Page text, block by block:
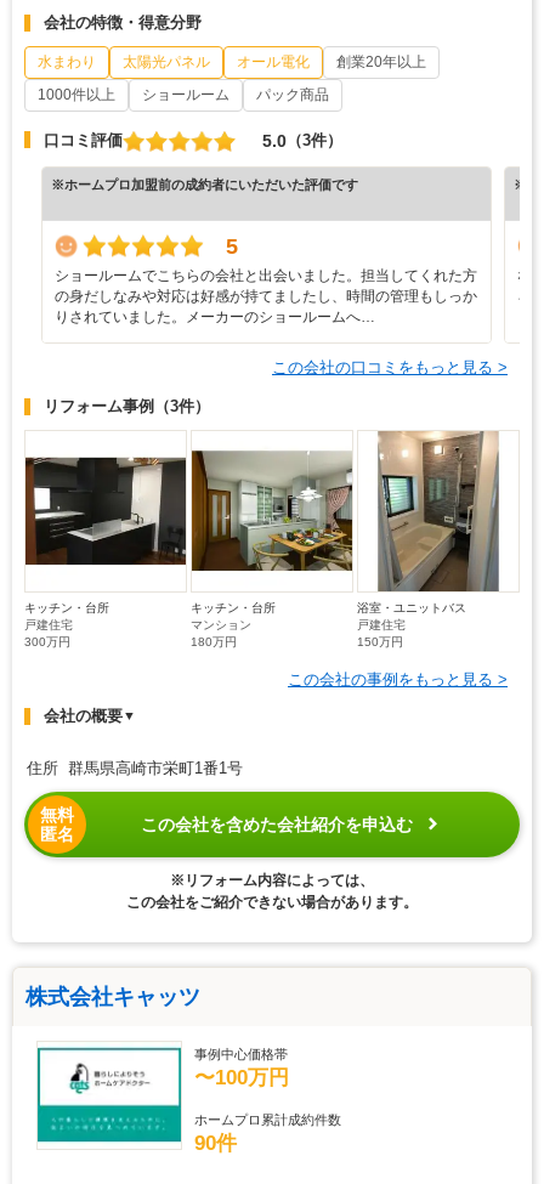
会社の特徴・得意分野
水まわり 太陽光パネル オール電化
創業20年以上
1000件以上
ショールーム パック商品
口コミ評価 5.0 （3件）
※ホームプロ加盟前の成約者にいただいた評価です
5
ショールームでこちらの会社と出会いました。担当してくれた方
の身だしなみや対応は好感が持てましたし、時間の管理もしっか
りされていました。メーカーのショールームへ…
※ホ
な
ろ
この会社の口コミをもっと見る >
リフォーム事例 （3件）
キッチン・台所
戸建住宅
300万円
キッチン・台所
マンション
180万円
浴室・ユニットバス
戸建住宅
150万円
この会社の事例をもっと見る >
会社の概要▼
住所 群馬県高崎市栄町1番1号
無料
匿名
この会社を含めた会社紹介を申込む
※リフォーム内容によっては、
この会社をご紹介できない場合があります。
株式会社キャッツ
事例中心価格帯
〜100万円
ホームプロ累計成約件数
90件